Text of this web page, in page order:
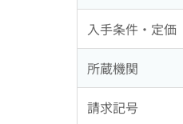
入手条件・定価
所蔵機関
請求記号